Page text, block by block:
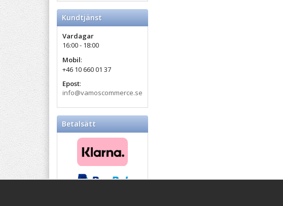
Kundtjänst
Vardagar
16:00 - 18:00
Mobil:
+46 10 660 01 37
Epost:
info@vamoscommerce.se
Betalsätt